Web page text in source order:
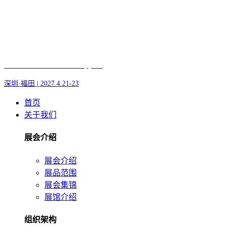
深圳·福田 | 2027.4.21-23
首页
关于我们
展会介绍
展会介绍
展品范围
展会集锦
展馆介绍
组织架构